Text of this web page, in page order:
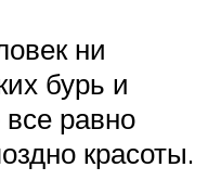
ни
бурь и
равно
красоты.